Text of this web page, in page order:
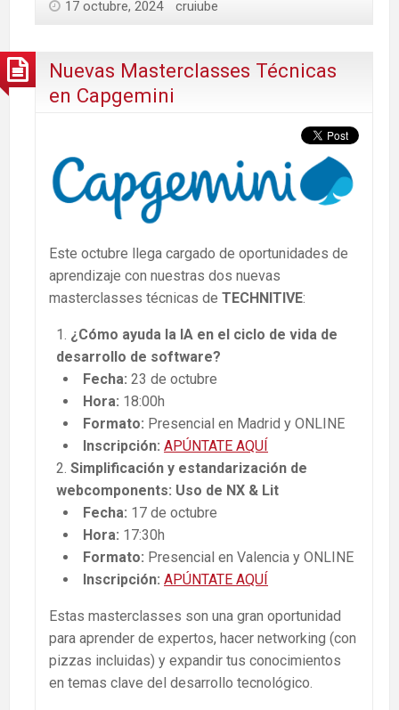
17 octubre, 2024 cruiube
Nuevas Masterclasses Técnicas
en Capgemini
Este octubre llega cargado de oportunidades de
aprendizaje con nuestras dos nuevas
masterclasses técnicas de TECHNITIVE:
¿Cómo ayuda la IA en el ciclo de vida de
desarrollo de software?
Fecha: 23 de octubre
Hora: 18:00h
Formato: Presencial en Madrid y ONLINE
Inscripción: APÚNTATE AQUÍ
Simplificación y estandarización de
webcomponents: Uso de NX & Lit
Fecha: 17 de octubre
Hora: 17:30h
Formato: Presencial en Valencia y ONLINE
Inscripción: APÚNTATE AQUÍ
Estas masterclasses son una gran oportunidad
para aprender de expertos, hacer networking (con
pizzas incluidas) y expandir tus conocimientos
en temas clave del desarrollo tecnológico.